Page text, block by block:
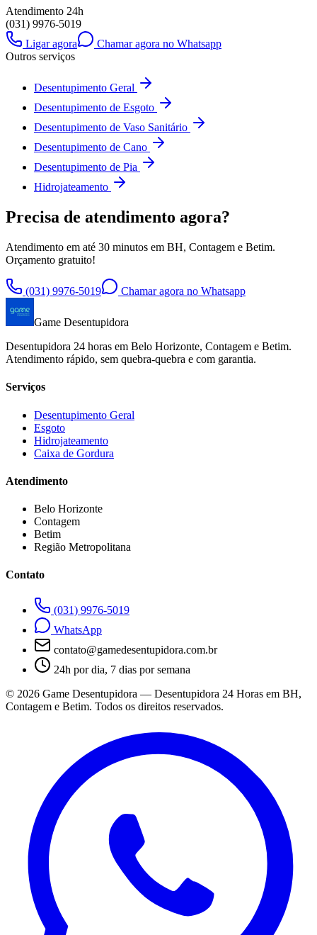
Atendimento 24h
(031) 9976-5019
Ligar agora
Chamar agora no Whatsapp
Outros serviços
Desentupimento Geral
Desentupimento de Esgoto
Desentupimento de Vaso Sanitário
Desentupimento de Cano
Desentupimento de Pia
Hidrojateamento
Precisa de atendimento agora?
Atendimento em até 30 minutos em BH, Contagem e Betim.
Orçamento gratuito!
(031) 9976-5019 Chamar agora no Whatsapp
Game Desentupidora
Desentupidora 24 horas em Belo Horizonte, Contagem e Betim.
Atendimento rápido, sem quebra-quebra e com garantia.
Serviços
Desentupimento Geral
Esgoto
Hidrojateamento
Caixa de Gordura
Atendimento
Belo Horizonte
Contagem
Betim
Região Metropolitana
Contato
(031) 9976-5019
WhatsApp
contato@gamedesentupidora.com.br
24h por dia, 7 dias por semana
© 2026 Game Desentupidora — Desentupidora 24 Horas em BH,
Contagem e Betim. Todos os direitos reservados.